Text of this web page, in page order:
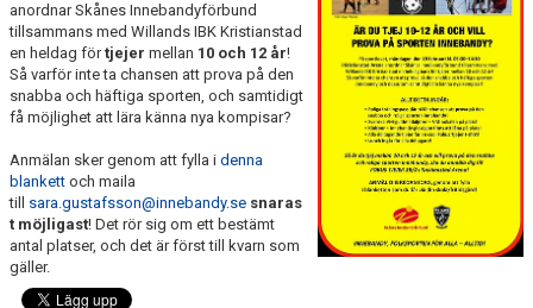
OM KLUBBEN
KONTAKT
VÅRA LAG
VÄGBESKRIVNINGAR
MATCHER
KALENDER
anordnar Skånes Innebandyförbund
tillsammans med Willands IBK Kristianstad
en heldag förtjejer mellan 10 och 12 år!
Så varför inte ta chansen att prova på den
snabba och häftiga sporten, och samtidigt
få möjlighet att lära känna nya kompisar?
Anmälan sker genom att fylla i denna
blankett och maila
till sara.gustafsson@innebandy.se snaras
t möjligast! Det rör sig om ett bestämt
antal platser, och det är först till kvarn som
gäller.